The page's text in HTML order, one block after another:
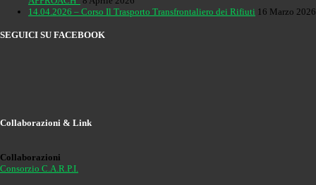
14.04.2026 – Corso Il Trasporto Transfrontaliero dei Rifiuti 16 Marzo 2026
SEGUICI SU FACEBOOK
Collaborazioni & Link
Collaborazioni
Consorzio C.A.R.P.I.